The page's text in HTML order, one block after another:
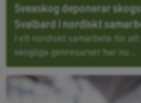
Sveaskog deponerar
Svalbard i nordiskt
I ett nordiskt samarbete för
skogliga genresurser har nu...